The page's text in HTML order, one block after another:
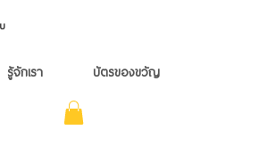
รู้จักเรา บัตรของขวัญ